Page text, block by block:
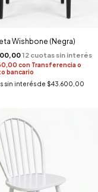
Wishbone (Negra)
con Transferencia o
bancario
sin interés de $43.600,00